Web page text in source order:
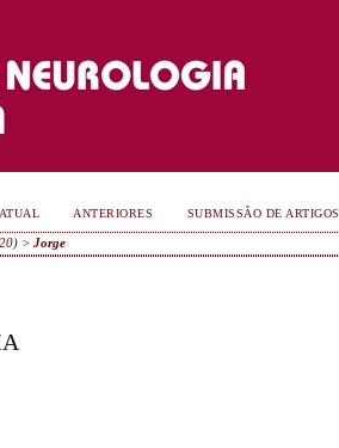
ATUAL ANTERIORES SUBMISSÃO DE ARTIGOS
>Jorge